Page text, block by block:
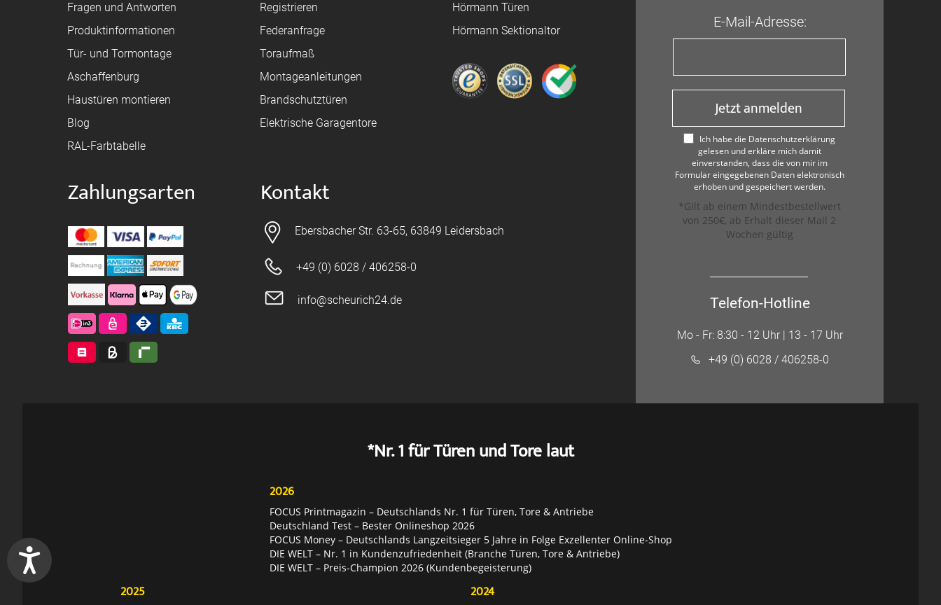
Fragen und Antworten
Produktinformationen
Tür- und Tormontage
Aschaffenburg
Haustüren montieren
Blog
RAL-Farbtabelle
Registrieren
Federanfrage
Toraufmaß
Montageanleitungen
Brandschutztüren
Elektrische Garagentore
Hörmann Türen
Hörmann Sektionaltor
Zahlungsarten Kontakt
Ebersbacher Str. 63-65, 63849 Leidersbach
+49 (0) 6028 / 406258-0
info@scheurich24.de
E-Mail-Adresse:
Jetzt anmelden
Ich habe die Datenschutzerklärung
gelesen und erkläre mich damit
einverstanden, dass die von mir im
Formular eingegebenen Daten elektronisch
erhoben und gespeichert werden.
*Gilt ab einem Mindestbestellwert
von 250€, ab Erhalt dieser Mail 2
Wochen gültig
Telefon-Hotline
Mo - Fr: 8:30 - 12 Uhr | 13 - 17 Uhr
+49 (0) 6028 / 406258-0
*Nr. 1 für Türen und Tore laut
2026
FOCUS Printmagazin – Deutschlands Nr. 1 für Türen, Tore & Antriebe
Deutschland Test – Bester Onlineshop 2026
FOCUS Money – Deutschlands Langzeitsieger 5 Jahre in Folge Exzellenter Online-Shop
DIE WELT – Nr. 1 in Kundenzufriedenheit (Branche Türen, Tore & Antriebe)
DIE WELT – Preis-Champion 2026 (Kundenbegeisterung)
2025 2024